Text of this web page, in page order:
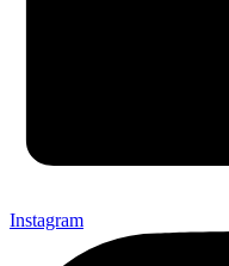
Instagram